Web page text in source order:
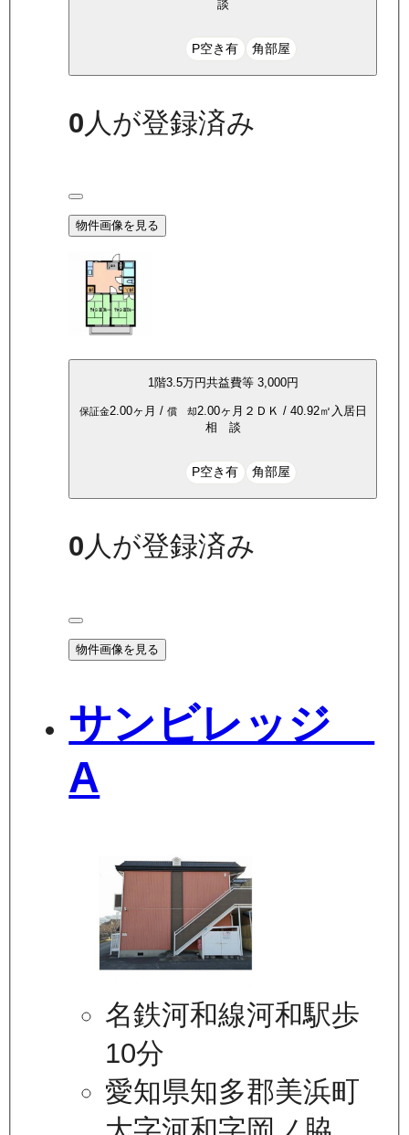
談
P空き有 角部屋
0人が登録済み
物件画像を見る
1階3.5万円共益費等 3,000円
保証金2.00ヶ月 / 償 却2.00ヶ月 ２ＤＫ / 40.92㎡ 入居日
相 談
P空き有 角部屋
0人が登録済み
物件画像を見る
サンビレッジ
A
名鉄河和線河和駅歩
10分
愛知県知多郡美浜町